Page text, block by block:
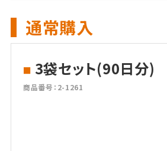
通常購入
3袋セット(90日分)
商品番号：2-1261